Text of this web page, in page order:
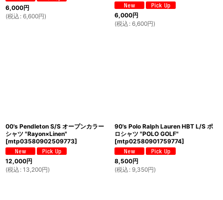
6,000円
(税込 : 6,600円) 6,000円
(税込 : 6,600円)
00's Pendleton S/S オープンカラー
シャツ "Rayon×Linen"
[mtp03580902509773]
12,000円
(税込 : 13,200円)
90's Polo Ralph Lauren HBT L/S ポ
ロシャツ "POLO GOLF"
[mtp02580901759774]
8,500円
(税込 : 9,350円)